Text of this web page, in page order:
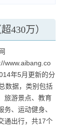
430万）
www.aibang.co
年5月更新的分
数据，类别包括
旅游景点、教育
、运动健身、
通出行，共17个